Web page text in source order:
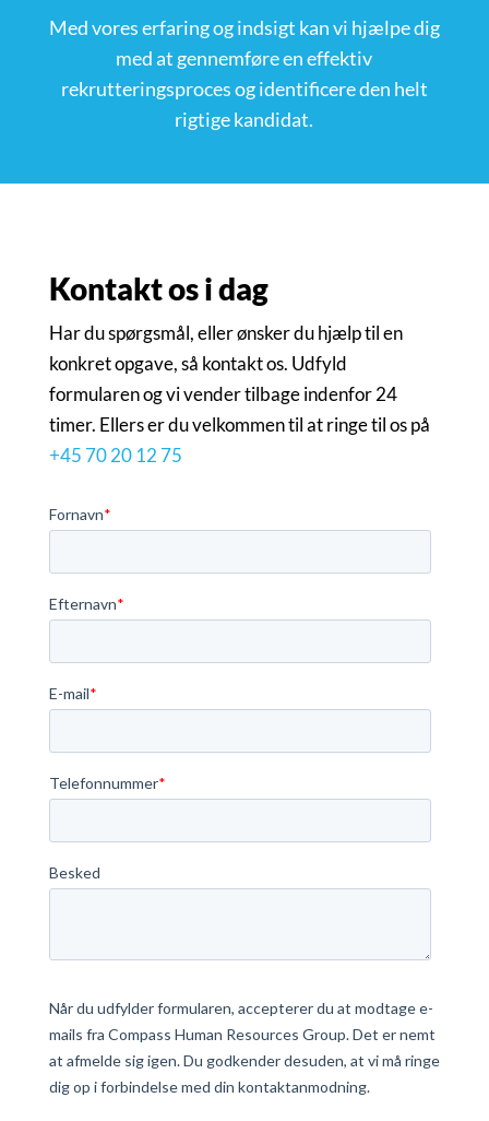
Med vores erfaring og indsigt kan vi hjælpe dig
med at gennemføre en effektiv
rekrutteringsproces og identificere den helt
rigtige kandidat.
Kontakt os i dag
Har du spørgsmål, eller ønsker du hjælp til en
konkret opgave, så kontakt os. Udfyld
formularen og vi vender tilbage indenfor 24
timer. Ellers er du velkommen til at ringe til os på
+45 70 20 12 75